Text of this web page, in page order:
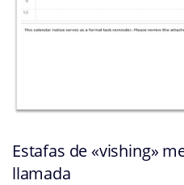
Estafas de «vishing»
llamada